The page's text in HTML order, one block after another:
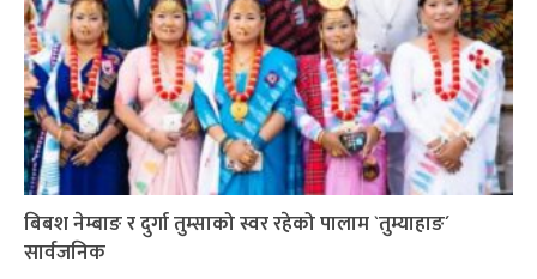
बिबश नेम्बाङ र दुर्गा तुम्साको स्वर रहेको पालाम `तुम्याहाङ´
सार्वजनिक